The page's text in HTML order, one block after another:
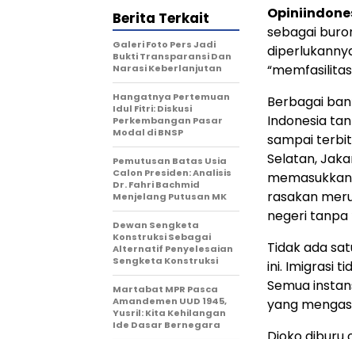
sebagai
Berbagai
Indonesia
sampai terbit
Selatan,
rasakan
negeri tanpa
Tidak ada
ini. Imigrasi
Semua
yang
Berita Terkait
Galeri Foto Pers Jadi
Bukti Transparansi Dan
Narasi Keberlanjutan
Hangatnya Pertemuan
Idul Fitri: Diskusi
Perkembangan Pasar
Modal di BNSP
Pemutusan Batas Usia
Calon Presiden: Analisis
Dr. Fahri Bachmid
Menjelang Putusan MK
Dewan Sengketa
Konstruksi Sebagai
Alternatif Penyelesaian
Sengketa Konstruksi
Martabat MPR Pasca
Amandemen UUD 1945,
Yusril: Kita Kehilangan
Ide Dasar Bernegara